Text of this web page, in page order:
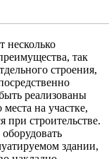
несколько
так
строения,
реализованы
на участке,
при строительстве.
здании,